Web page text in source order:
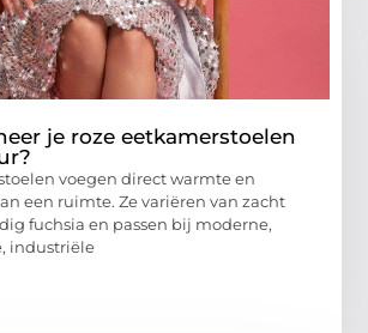
je roze eetkamerstoelen
voegen direct warmte en
een ruimte. Ze variëren van zacht
fuchsia en passen bij moderne,
industriële